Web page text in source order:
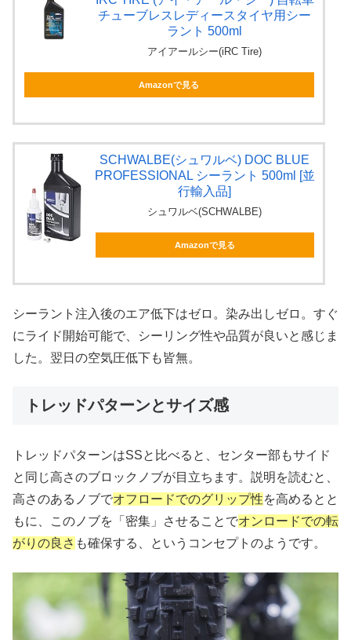
チューブレスレディースタイヤ用シー
ラント 500ml
アイアールシー(iRC Tire)
Amazonで見る
SCHWALBE(シュワルベ) DOC BLUE
PROFESSIONAL シーラント 500ml [並
行輸入品]
シュワルベ(SCHWALBE)
Amazonで見る
シーラント注入後のエア低下はゼロ。染み出しゼロ。すぐ
にライド開始可能で、シーリング性や品質が良いと感じま
した。翌日の空気圧低下も皆無。
トレッドパターンとサイズ感
トレッドパターンはSSと比べると、センター部もサイド
と同じ高さのブロックノブが目立ちます。説明を読むと、
高さのあるノブでオフロードでのグリップ性を高めるとと
もに、このノブを「密集」させることでオンロードでの転
がりの良さ も確保する、というコンセプトのようです。